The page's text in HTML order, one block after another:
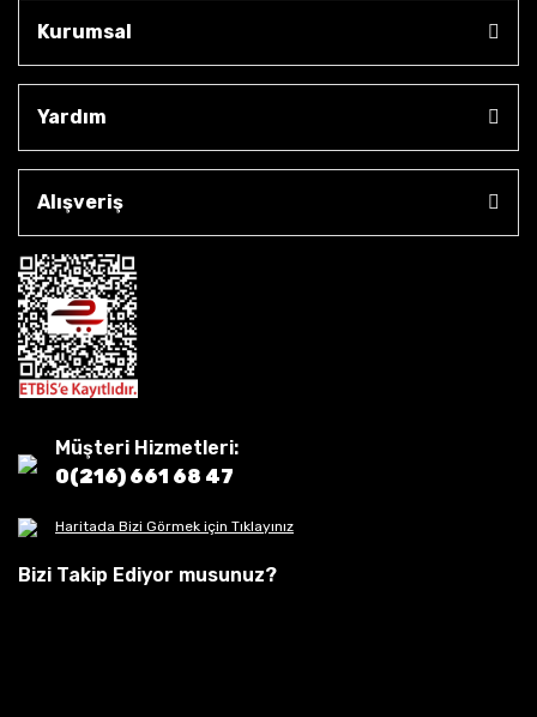
Kurumsal
Yardım
Alışveriş
Müşteri Hizmetleri:
0(216) 661 68 47
Haritada Bizi Görmek için Tıklayınız
Bizi Takip Ediyor musunuz?